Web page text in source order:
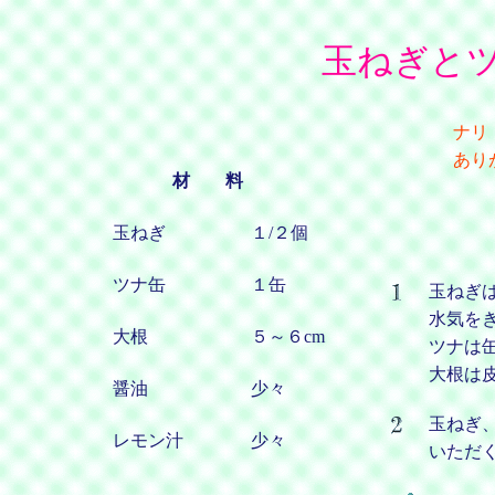
玉ねぎと
材 料
玉ねぎ １/２個
ツナ缶 １缶
大根 ５～６cm
醤油 少々
レモン汁 少々
ナリ
あり
玉ねぎ
水気を
ツナは
大根は
玉ねぎ
いただ